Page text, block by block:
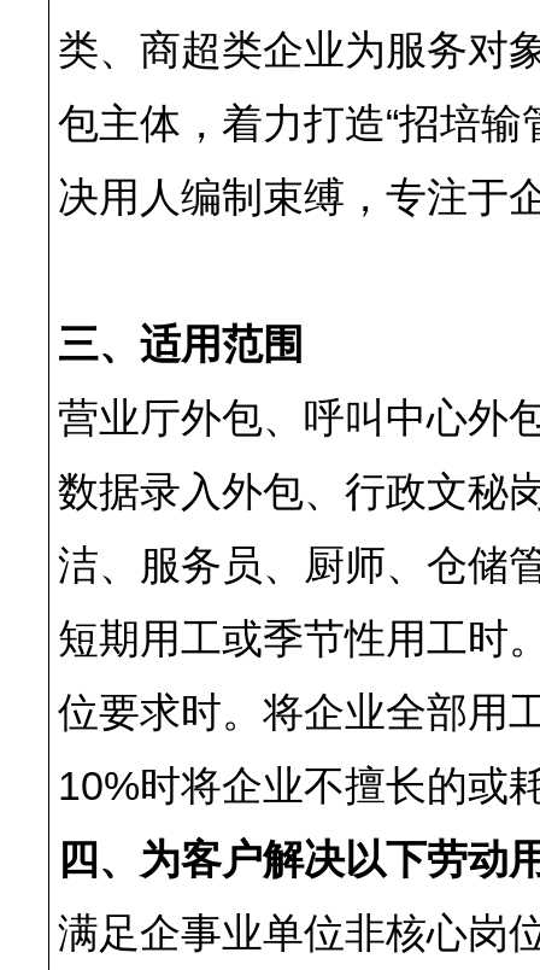
类、商超类企业为服务对
包主体，着力打造“招培输
决用人编制束缚，专注于
三、适用范围
营业厅外包、呼叫中心外
数据录入外包、行政文秘
洁、服务员、厨师、仓储
短期用工或季节性用工时
位要求时。将企业全部用
10%时将企业不擅长的或
四、为客户解决以下劳动
满足企事业单位非核心岗